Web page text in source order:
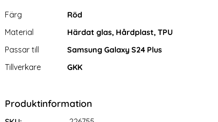
Samsung Galaxy S24 Plus
Fodral Läder Marmor Blå
Egenskaper/attribut för denna produkt
Attribut
Färg
Röd
Material
Härdat glas, Hårdplast, TPU
Passar till
Samsung Galaxy S24 Plus
Tillverkare
GKK
Produktinformation